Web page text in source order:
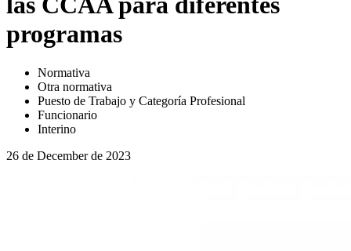
programas
Normativa
Otra normativa
Puesto de Trabajo y Categoría Profesional
Funcionario
Interino
26 de December de 2023